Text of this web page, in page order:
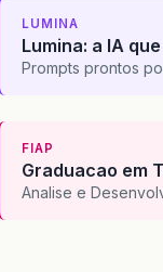
LUMINA
Lumina: a IA
Prompts prontos
FIAP
Graduacao em
Analise e